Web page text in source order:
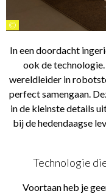
©
In een doordacht
ook de
wereldleider in
perfect samengaan.
in de kleinste details
bij de hedendaagse
Technologie
Voortaan heb je